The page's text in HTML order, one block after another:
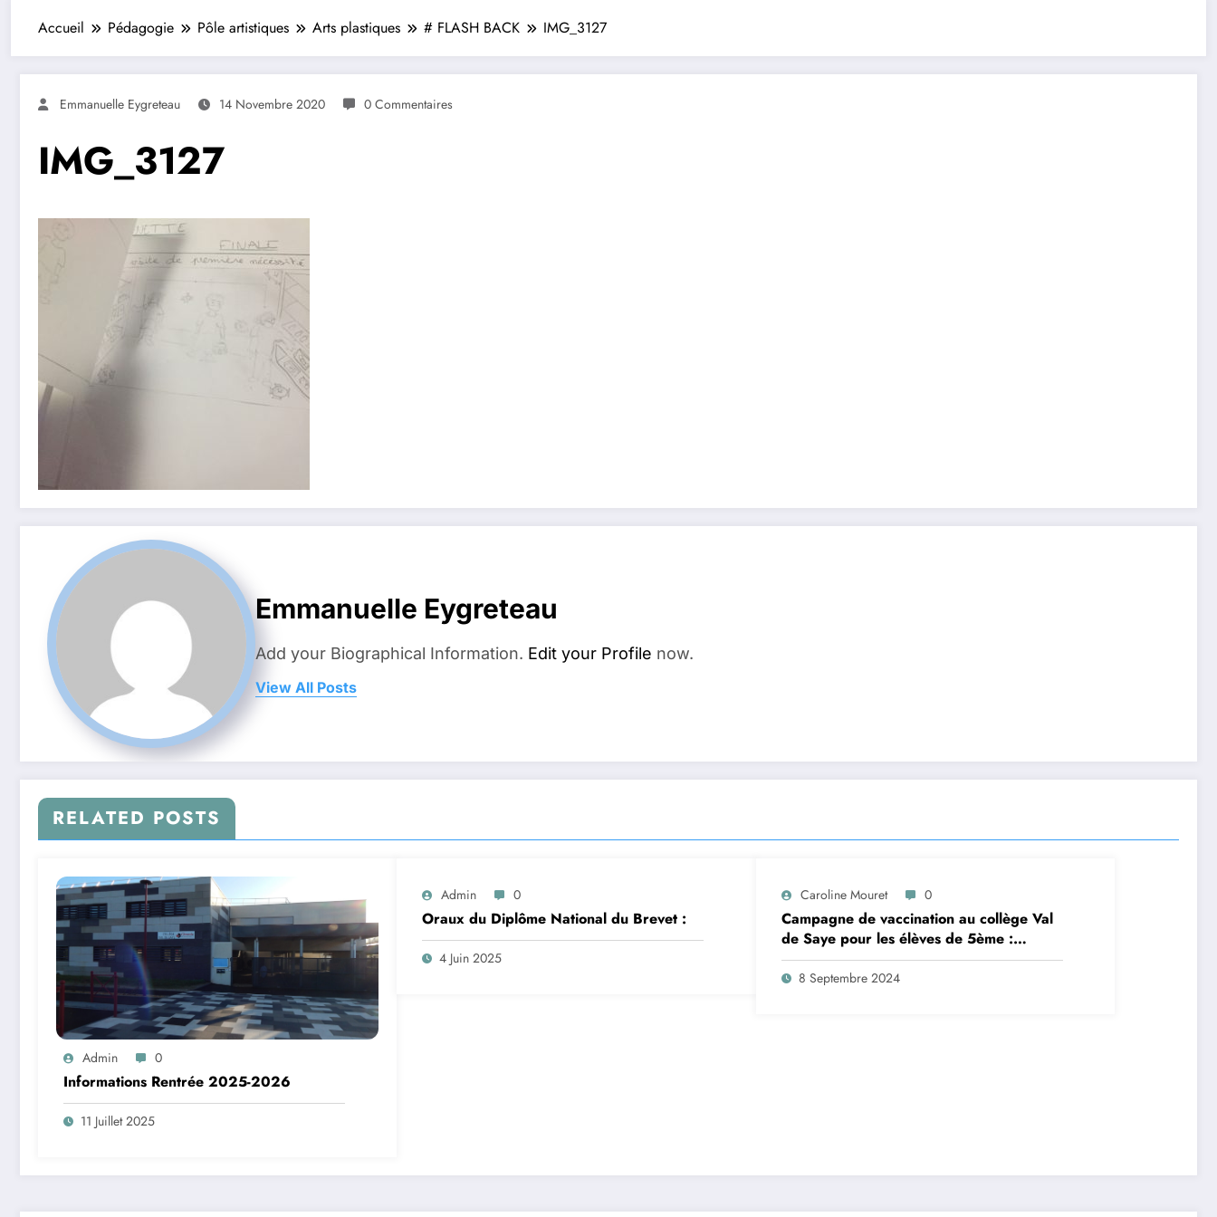
Accueil Pédagogie Pôle artistiques Arts plastiques # FLASH BACK IMG_3127
Emmanuelle Eygreteau 14 Novembre 2020 0 Commentaires
IMG_3127
Emmanuelle Eygreteau
Add your Biographical Information. Edit your Profile now.
View All Posts
RELATED POSTS
Admin 0
Informations Rentrée 2025-2026
11 Juillet 2025
Admin 0
Oraux du Diplôme National du Brevet :
4 Juin 2025
Caroline Mouret 0
Campagne de vaccination au collège Val
de Saye pour les élèves de 5ème :
inscription en ligne avant le 28
septembre 2024
8 Septembre 2024